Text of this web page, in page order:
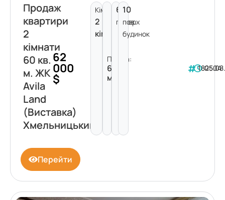
Продаж
квартири
2
кімнати
60 кв.
м. ЖК
Avila
Land
(Виставка)
Хмельницький
62
000
$
Кімнат:
2
кімнати
Площа:
60
м²
6
поверх
10
пов.
будинок
182504
Перейти